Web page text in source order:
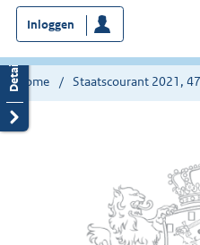
bent
nu
hier:
Inloggen
Home Staatscourant 2021,